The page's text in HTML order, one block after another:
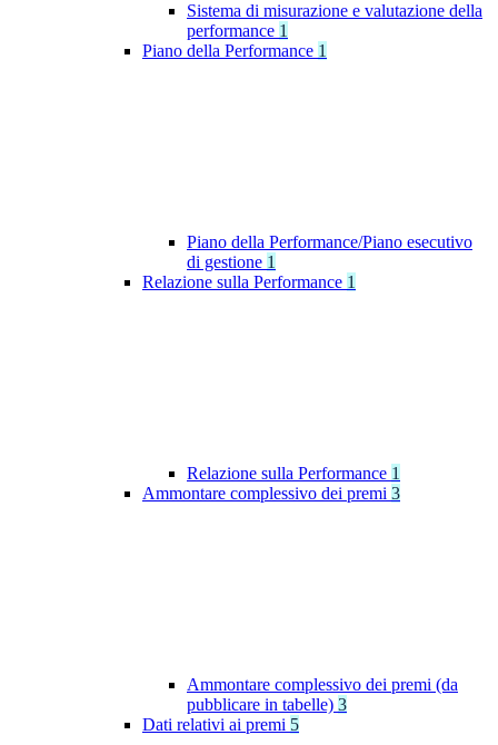
Sistema di misurazione e valutazione della
performance 1
Piano della Performance 1
Piano della Performance/Piano esecutivo
di gestione 1
Relazione sulla Performance 1
Relazione sulla Performance 1
Ammontare complessivo dei premi 3
Ammontare complessivo dei premi (da
pubblicare in tabelle) 3
Dati relativi ai premi 5